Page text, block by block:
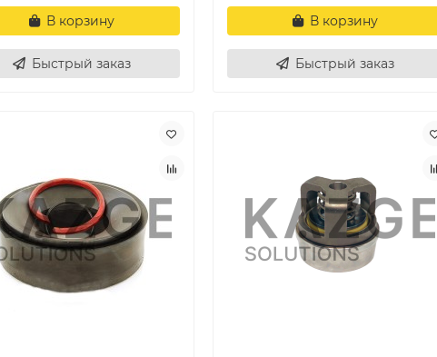
В корзину
Быстрый заказ
В корзину
Быстрый заказ